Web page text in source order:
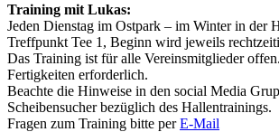
Training mit Lukas:
Jeden Dienstag im Ostpark – im Winter in der
Treffpunkt Tee 1, Beginn wird jeweils
Das Training ist für alle Vereinsmitglieder
Fertigkeiten erforderlich.
Beachte die Hinweise in den social Media
Scheibensucher bezüglich des Hallentrainings.
Fragen zum Training bitte perE-Mail